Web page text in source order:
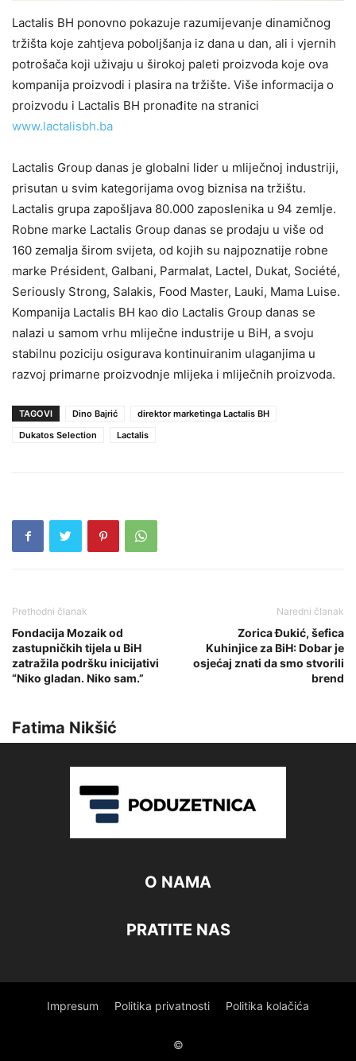
Lactalis BH ponovno pokazuje razumijevanje dinamičnog
tržišta koje zahtjeva poboljšanja iz dana u dan, ali i vjernih
potrošača koji uživaju u širokoj paleti proizvoda koje ova
kompanija proizvodi i plasira na tržište. Više informacija o
proizvodu i Lactalis BH pronađite na stranici
www.lactalisbh.ba
Lactalis Group danas je globalni lider u mliječnoj industriji,
prisutan u svim kategorijama ovog biznisa na tržištu.
Lactalis grupa zapošljava 80.000 zaposlenika u 94 zemlje.
Robne marke Lactalis Group danas se prodaju u više od
160 zemalja širom svijeta, od kojih su najpoznatije robne
marke Président, Galbani, Parmalat, Lactel, Dukat, Société,
Seriously Strong, Salakis, Food Master, Lauki, Mama Luise.
Kompanija Lactalis BH kao dio Lactalis Group danas se
nalazi u samom vrhu mliječne industrije u BiH, a svoju
stabilnu poziciju osigurava kontinuiranim ulaganjima u
razvoj primarne proizvodnje mlijeka i mliječnih proizvoda.
TAGOVI Dino Bajrić
direktor marketinga Lactalis BH
Dukatos Selection
Lactalis
Prethodni članak
Fondacija Mozaik od
zastupničkih tijela u BiH
zatražila podršku inicijativi
“Niko gladan. Niko sam.”
Naredni članak
Zorica Đukić, šefica
Kuhinjice za BiH: Dobar je
osjećaj znati da smo stvorili
brend
Fatima Nikšić
O NAMA
PRATITE NAS
Impresum Politika privatnosti Politika kolačića
©